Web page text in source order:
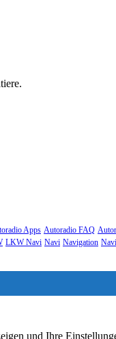
Apps Autoradio FAQ
LKW Navi Navi Navigation
und Ihre